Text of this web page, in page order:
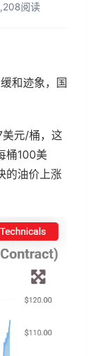
阅读
和迹象，国
美元/桶，这
桶100美
的油价上涨